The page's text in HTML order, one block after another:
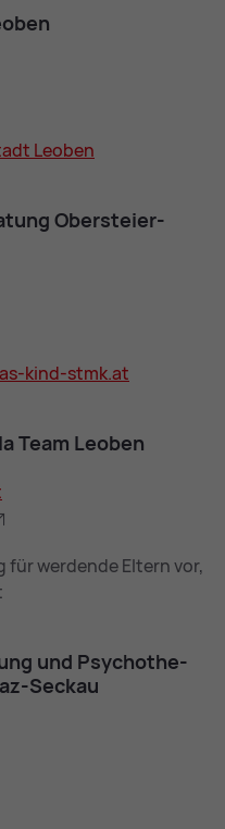
Leo­ben
Ober­stei­er­
kind-stmk.at
Team Leo­ben
werdende Eltern vor,
und Psy­cho­the­
Se­ckau